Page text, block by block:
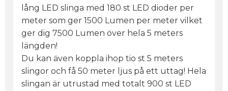
lång LED slinga med 180 st LED dioder per
meter som ger 1500 Lumen per meter vilket
ger dig 7500 Lumen över hela 5 meters
längden!
Du kan även koppla ihop tio st 5 meters
slingor och få 50 meter ljus på ett uttag! Hela
slingan är utrustad med totalt 900 st LED